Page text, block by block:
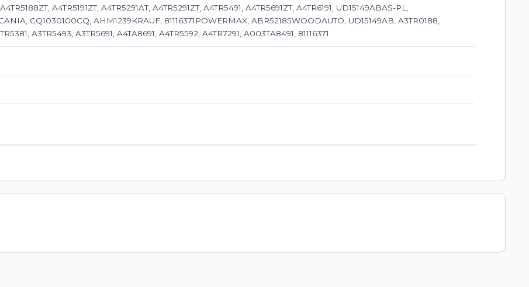
A4TR5191ZT, A4TR5291AT, A4TR5291ZT, A4TR5491, A4TR5691ZT, A4TR6191, UD15149ABAS-PL,
CQ1030100CQ, AHM1239KRAUF, 81116371POWERMAX, ABR52185WOODAUTO, UD15149AB, A3TR0188,
A3TR5493, A3TR5691, A4TA8691, A4TR5592, A4TR7291, A003TA8491, 81116371